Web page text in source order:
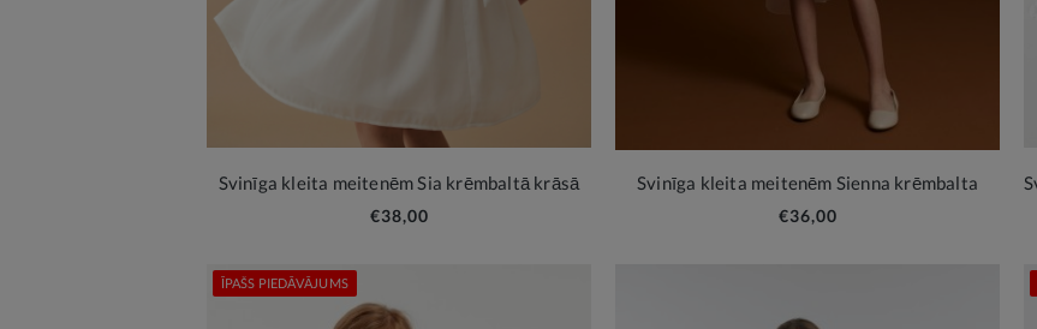
Svinīga kleita meitenēm Sia krēmbaltā krāsā
€38,00
Svinīga kleita meitenēm Sienna krēmbalta
€36,00
ĪPAŠS PIEDĀVĀJUMS